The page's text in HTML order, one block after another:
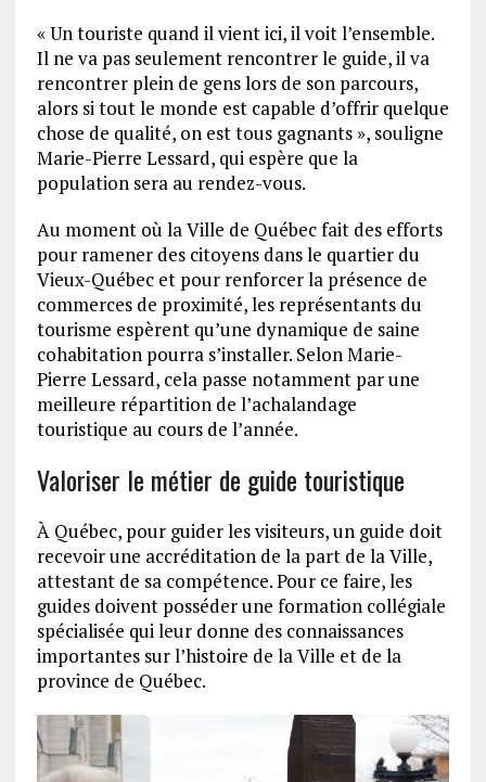
« Un touriste quand il vient ici, il voit l’ensemble.
Il ne va pas seulement rencontrer le guide, il va
rencontrer plein de gens lors de son parcours,
alors si tout le monde est capable d’offrir quelque
chose de qualité, on est tous gagnants », souligne
Marie-Pierre Lessard, qui espère que la
population sera au rendez-vous.
Au moment où la Ville de Québec fait des efforts
pour ramener des citoyens dans le quartier du
Vieux-Québec et pour renforcer la présence de
commerces de proximité, les représentants du
tourisme espèrent qu’une dynamique de saine
cohabitation pourra s’installer. Selon Marie-
Pierre Lessard, cela passe notamment par une
meilleure répartition de l’achalandage
touristique au cours de l’année.
Valoriser le métier de guide touristique
À Québec, pour guider les visiteurs, un guide doit
recevoir une accréditation de la part de la Ville,
attestant de sa compétence. Pour ce faire, les
guides doivent posséder une formation collégiale
spécialisée qui leur donne des connaissances
importantes sur l’histoire de la Ville et de la
province de Québec.